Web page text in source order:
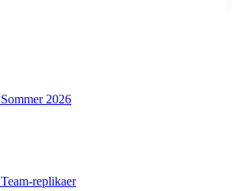
Sommer 2026
Team-replikaer